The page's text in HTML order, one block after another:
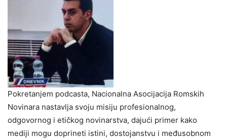
Pokretanjem podcasta, Nacionalna Asocijacija Romskih
Novinara nastavlja svoju misiju profesionalnog,
odgovornog i etičkog novinarstva, dajući primer kako
mediji mogu doprineti istini, dostojanstvu i međusobnom